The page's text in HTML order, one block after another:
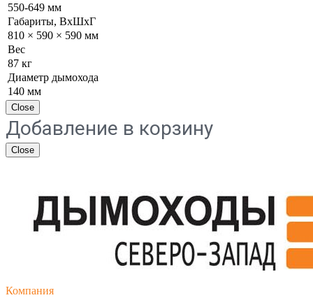
550-649 мм
Габариты, ВхШхГ
810 × 590 × 590 мм
Вес
87 кг
Диаметр дымохода
140 мм
Close
Добавление в корзину
Close
Компания